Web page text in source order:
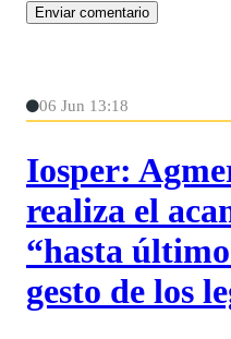
06 Jun 13:18
Iosper:
realiza el
“hasta
gesto de los